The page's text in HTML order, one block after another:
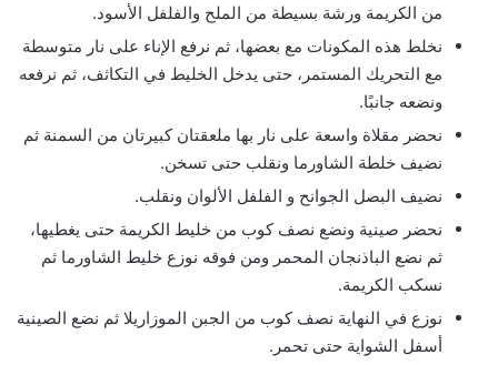
من الكريمة ورشة بسيطة من الملح والفلفل الأسود.
نخلط هذه المكونات مع بعضها، ثم نرفع الإناء على نار متوسطة
مع التحريك المستمر، حتى يدخل الخليط في التكاثف، ثم نرفعه
ونضعه جانبًا.
نحضر مقلاة واسعة على نار بها ملعقتان كبيرتان من السمنة ثم
نضيف خلطة الشاورما ونقلب حتى تسخن.
نضيف البصل الجوانح و الفلفل الألوان ونقلب.
نحضر صينية ونضع نصف كوب من خليط الكريمة حتى يغطيها،
ثم نضع الباذنجان المحمر ومن فوقه نوزع خليط الشاورما ثم
نسكب الكريمة.
نوزع في النهاية نصف كوب من الجبن الموزاريلا ثم نضع الصينية
أسفل الشواية حتى تحمر.